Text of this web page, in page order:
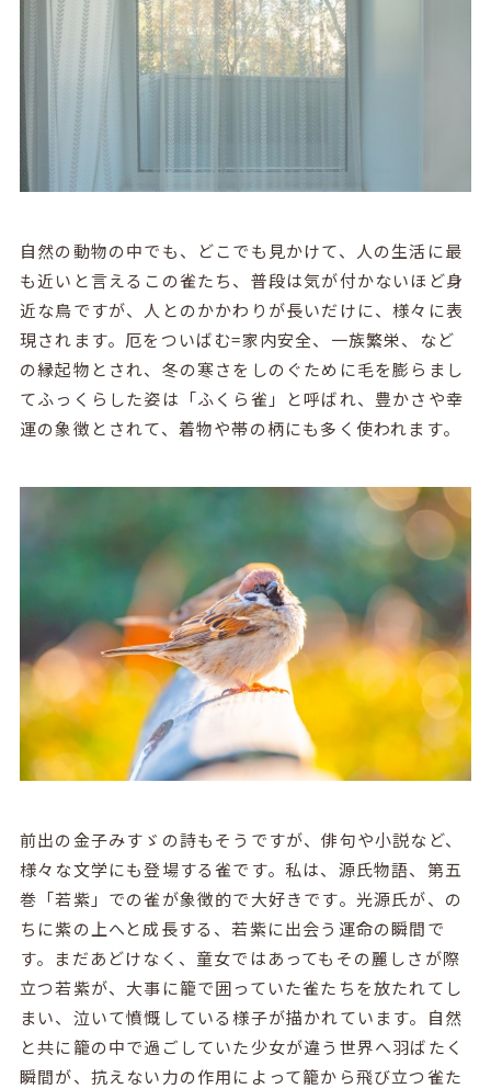
自然の動物の中でも、どこでも見かけて、人の生活に最
も近いと言えるこの雀たち、普段は気が付かないほど身
近な鳥ですが、人とのかかわりが長いだけに、様々に表
現されます。厄をついばむ=家内安全、一族繁栄、など
の縁起物とされ、冬の寒さをしのぐために毛を膨らまし
てふっくらした姿は「ふくら雀」と呼ばれ、豊かさや幸
運の象徴とされて、着物や帯の柄にも多く使われます。
前出の金子みすゞの詩もそうですが、俳句や小説など、
様々な文学にも登場する雀です。私は、源氏物語、第五
巻「若紫」での雀が象徴的で大好きです。光源氏が、の
ちに紫の上へと成長する、若紫に出会う運命の瞬間で
す。まだあどけなく、童女ではあってもその麗しさが際
立つ若紫が、大事に籠で囲っていた雀たちを放たれてし
まい、泣いて憤慨している様子が描かれています。自然
と共に籠の中で過ごしていた少女が違う世界へ羽ばたく
瞬間が、抗えない力の作用によって籠から飛び立つ雀た